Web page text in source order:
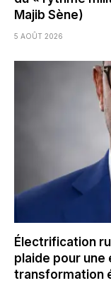
Majib Sène)
5 AOÛT 2026
Électrification
plaide pour une
transformation